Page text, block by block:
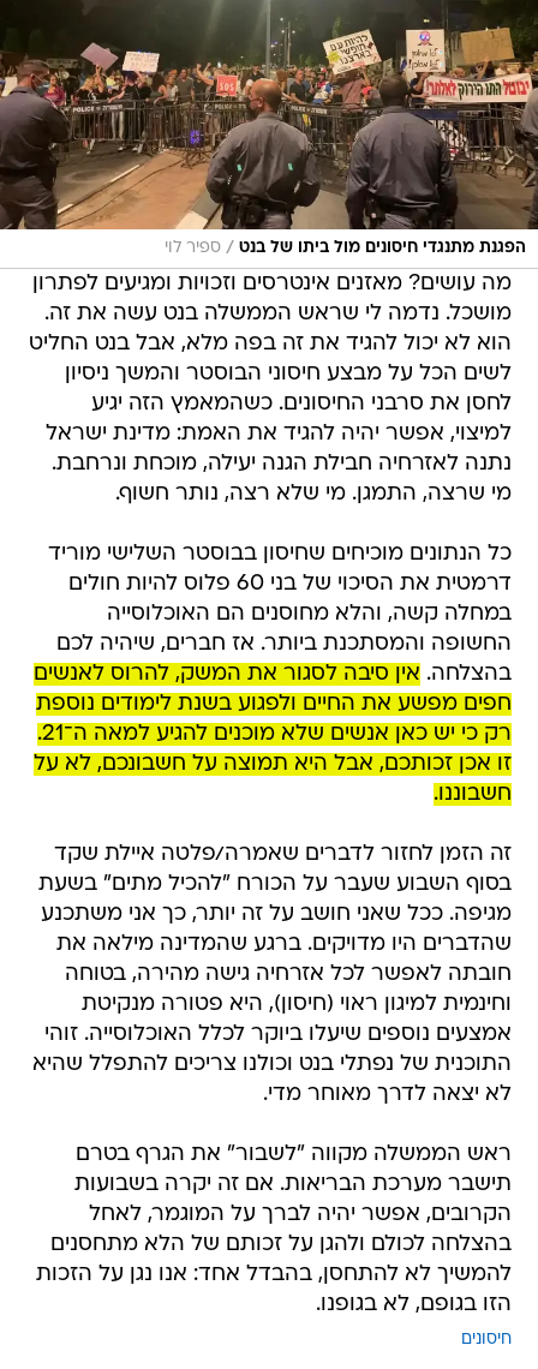
הפגנת מתנגדי חיסונים מול ביתו של בנט / ספיר לוי
מה עושים? מאזנים אינטרסים וזכויות ומגיעים לפתרון
מושכל. נדמה לי שראש הממשלה בנט עשה את זה.
הוא לא יכול להגיד את זה בפה מלא, אבל בנט החליט
לשים הכל על מבצע חיסוני הבוסטר והמשך ניסיון
לחסן את סרבני החיסונים. כשהמאמץ הזה יגיע
למיצוי, אפשר יהיה להגיד את האמת: מדינת ישראל
נתנה לאזרחיה חבילת הגנה יעילה, מוכחת ונרחבת.
מי שרצה, התמגן. מי שלא רצה, נותר חשוף.
כל הנתונים מוכיחים שחיסון בבוסטר השלישי מוריד
דרמטית את הסיכוי של בני 60 פלוס להיות חולים
במחלה קשה, והלא מחוסנים הם האוכלוסייה
החשופה והמסתכנת ביותר. אז חברים, שיהיה לכם
בהצלחה. אין סיבה לסגור את המשק, להרוס לאנשים
חפים מפשע את החיים ולפגוע בשנת לימודים נוספת
רק כי יש כאן אנשים שלא מוכנים להגיע למאה ה־21.
זו אכן זכותכם, אבל היא תמוצה על חשבונכם, לא על
חשבוננו.
זה הזמן לחזור לדברים שאמרה/פלטה איילת שקד
בסוף השבוע שעבר על הכורח "להכיל מתים" בשעת
מגיפה. ככל שאני חושב על זה יותר, כך אני משתכנע
שהדברים היו מדויקים. ברגע שהמדינה מילאה את
חובתה לאפשר לכל אזרחיה גישה מהירה, בטוחה
וחינמית למיגון ראוי (חיסון), היא פטורה מנקיטת
אמצעים נוספים שיעלו ביוקר לכלל האוכלוסייה. זוהי
התוכנית של נפתלי בנט וכולנו צריכים להתפלל שהיא
לא יצאה לדרך מאוחר מדי.
ראש הממשלה מקווה "לשבור" את הגרף בטרם
תישבר מערכת הבריאות. אם זה יקרה בשבועות
הקרובים, אפשר יהיה לברך על המוגמר, לאחל
בהצלחה לכולם ולהגן על זכותם של הלא מתחסנים
להמשיך לא להתחסן, בהבדל אחד: אנו נגן על הזכות
הזו בגופם, לא בגופנו.
חיסונים